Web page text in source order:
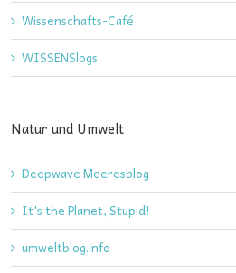
Wissenschafts-Café
WISSENSlogs
Natur und Umwelt
Deepwave Meeresblog
It's the Planet, Stupid!
umweltblog.info